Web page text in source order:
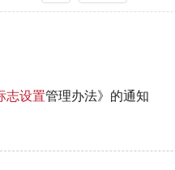
志设置管理办法》的通知